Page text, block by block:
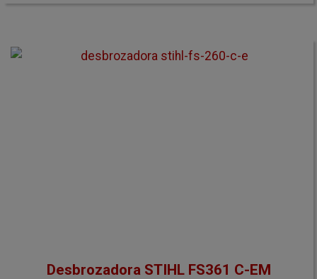
Desbrozadora STIHL FS361 C-EM